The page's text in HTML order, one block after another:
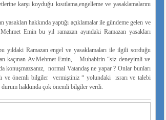
karşı koyduğu kısıtlama,engelleme ve yasaklamalarını
hakkında yaptığı açıklamalar ile gündeme gelen ve
Emin bu yıl ramazan ayındaki Ramazan yasakları
Ramazan engel ve yasaklamaları ile ilgili sorduğu
kaçınan Av.Mehmet Emin, Muhabirin “siz deneyimli ve
normal Vatandaş ne yapar ? Onlar bunları
ve önemli bilgiler vermiştiniz “ yolundaki ısrarı ve talebi
durum hakkında çok önemli bilgiler verdi.